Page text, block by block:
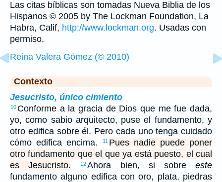
Las citas bíblicas son tomadas Nueva Biblia de los
Hispanos © 2005 by The Lockman Foundation, La
Habra, Calif, http://www.lockman.org. Usadas con
permiso.
Reina Valera Gómez (© 2010)
Contexto
Jesucristo, único cimiento
10 Conforme a la gracia de Dios que me fue dada,
yo, como sabio arquitecto, puse el fundamento, y
otro edifica sobre él. Pero cada uno tenga cuidado
cómo edifica encima.
11 Pues nadie puede poner
otro fundamento que el que ya está puesto, el cual
es Jesucristo.
12Ahora bien, si sobreeste
fundamento alguno edifica con oro, plata, piedras